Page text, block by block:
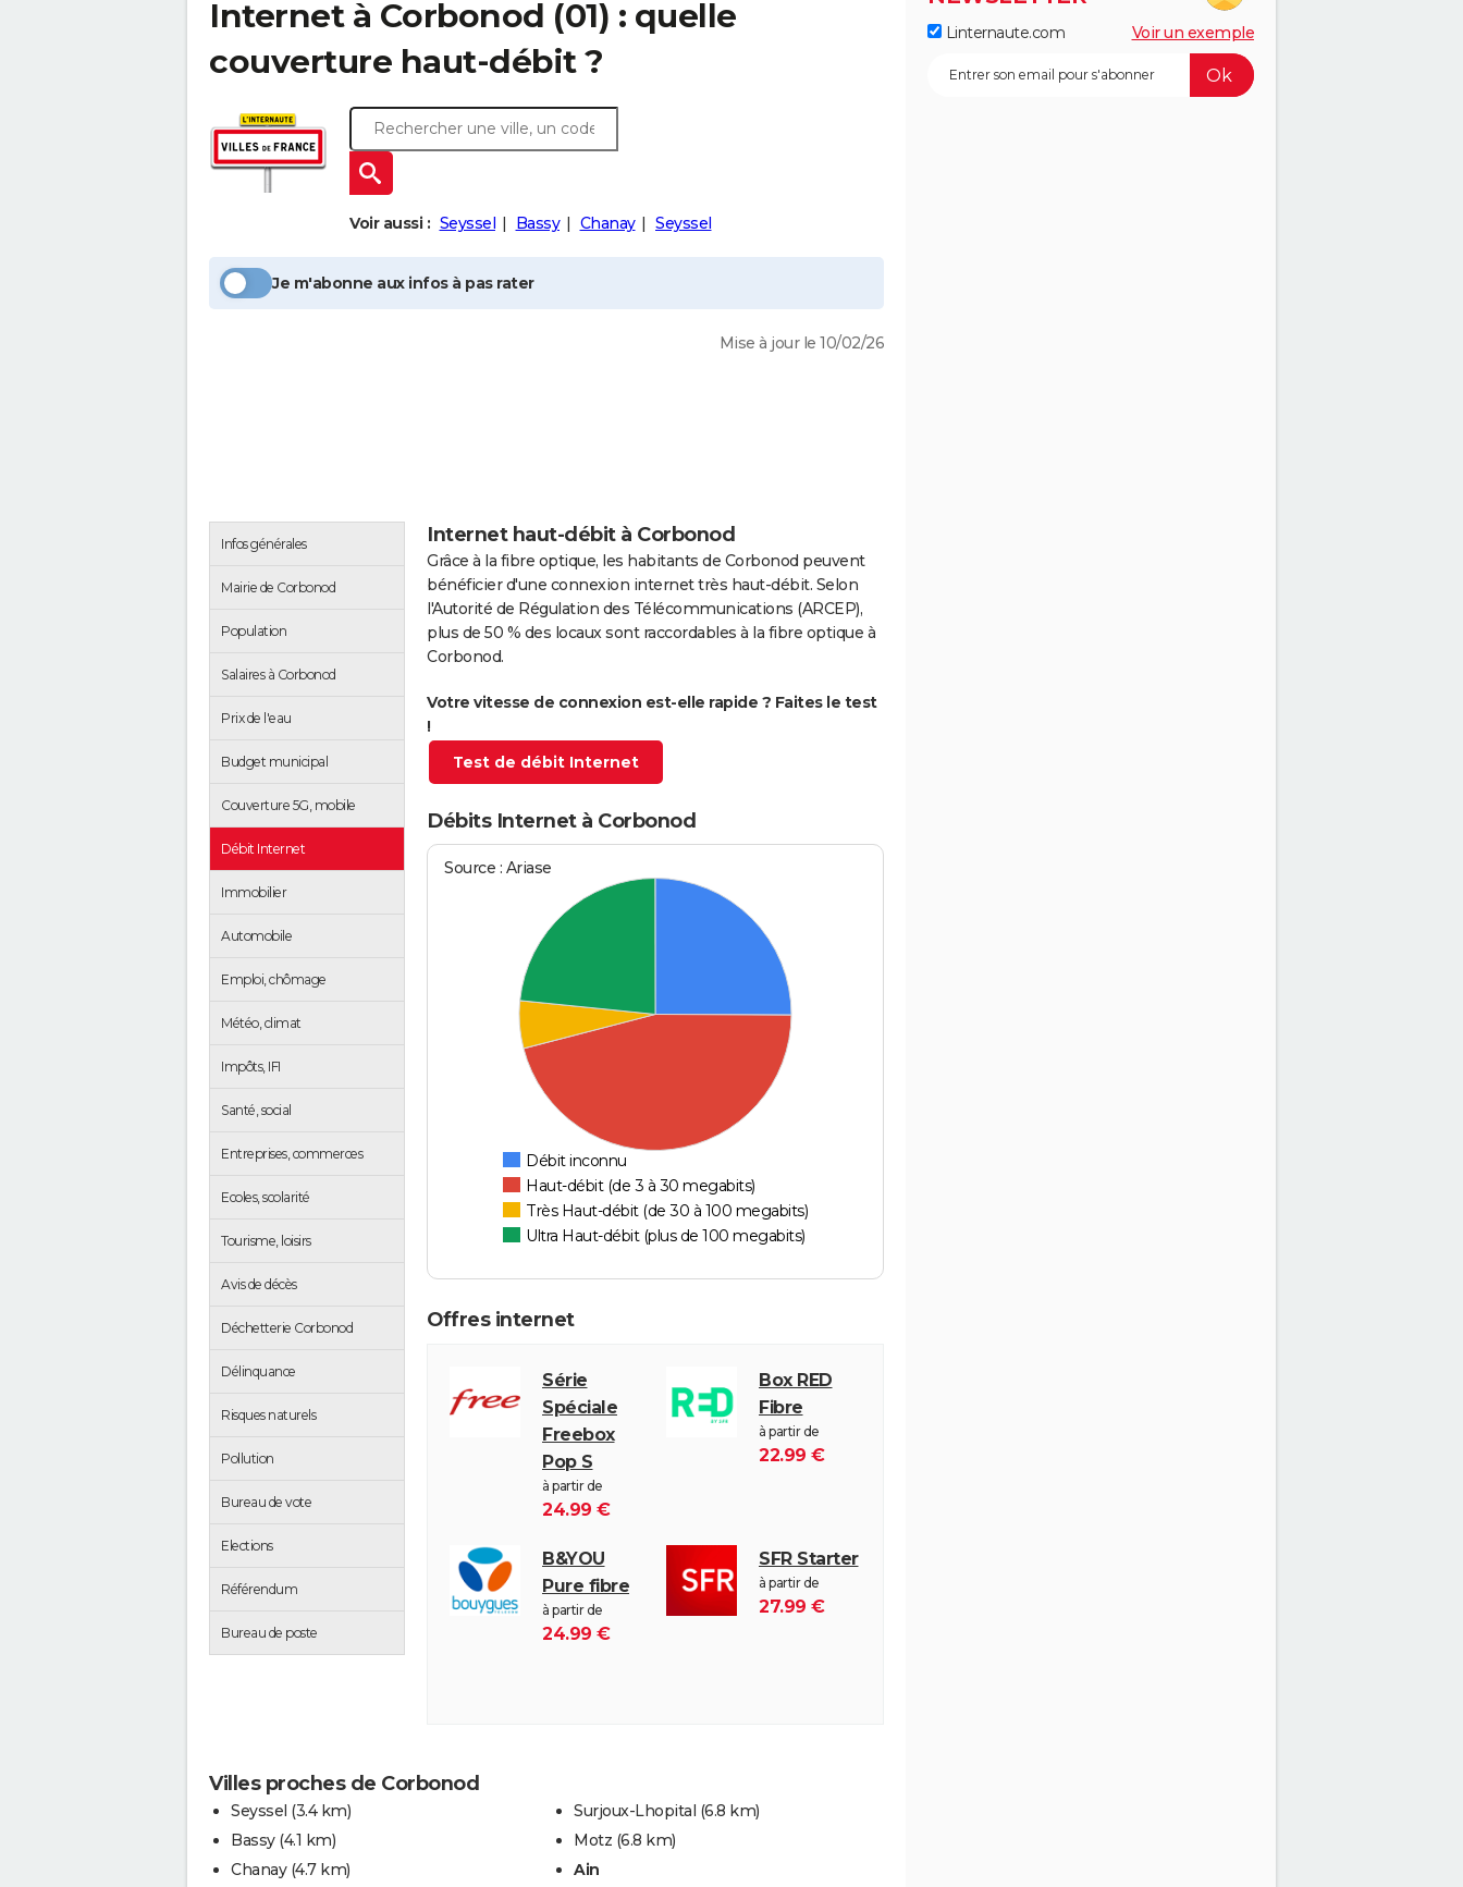
Internet à Corbonod (01) : quelle
couverture haut-débit ?
Voir aussi : Seyssel Bassy Chanay Seyssel
Je m'abonne aux infos à pas rater
Mise à jour le 10/02/26
Infos générales
Mairie de Corbonod
Population
Salaires à Corbonod
Prix de l'eau
Budget municipal
Couverture 5G, mobile
Débit Internet
Immobilier
Automobile
Emploi, chômage
Météo, climat
Impôts, IFI
Santé, social
Entreprises, commerces
Ecoles, scolarité
Tourisme, loisirs
Avis de décès
Déchetterie Corbonod
Délinquance
Risques naturels
Pollution
Bureau de vote
Elections
Référendum
Bureau de poste
Internet haut-débit à Corbonod
Grâce à la fibre optique, les habitants de Corbonod peuvent
bénéficier d'une connexion internet très haut-débit. Selon
l'Autorité de Régulation des Télécommunications (ARCEP),
plus de 50 % des locaux sont raccordables à la fibre optique à
Corbonod.
Votre vitesse de connexion est-elle rapide ? Faites le test
!
Test de débit Internet
Débits Internet à Corbonod
Source : Ariase
Débit inconnu
Haut-débit (de 3 à 30 megabits)
Très Haut-débit (de 30 à 100 megabits)
Ultra Haut-débit (plus de 100 megabits)
Offres internet
Série
Spéciale
Freebox
Pop S
à partir de
24.99 €
Box RED
Fibre
à partir de
22.99 €
B&YOU
Pure fibre
à partir de
24.99 €
SFR Starter
à partir de
27.99 €
Villes proches de Corbonod
Seyssel (3.4 km)
Bassy (4.1 km)
Chanay (4.7 km)
Surjoux-Lhopital (6.8 km)
Motz (6.8 km)
Ain
Linternaute.com Voir un exemple